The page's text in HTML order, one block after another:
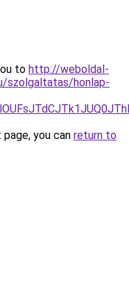
to http://weboldal-
szolgaltatas/honlap-
you can return to